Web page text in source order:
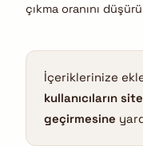
çıkma oranını
İçeriklerinize
kullanıcıların
geçirmesine